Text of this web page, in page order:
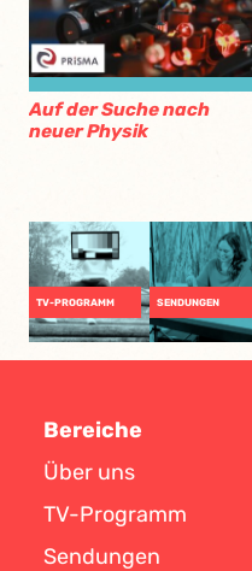
Auf der Suche nach
neuer Physik
TV-PROGRAMM SENDUNGEN
Bereiche
Über uns
TV-Programm
Sendungen